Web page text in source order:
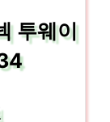
투웨이